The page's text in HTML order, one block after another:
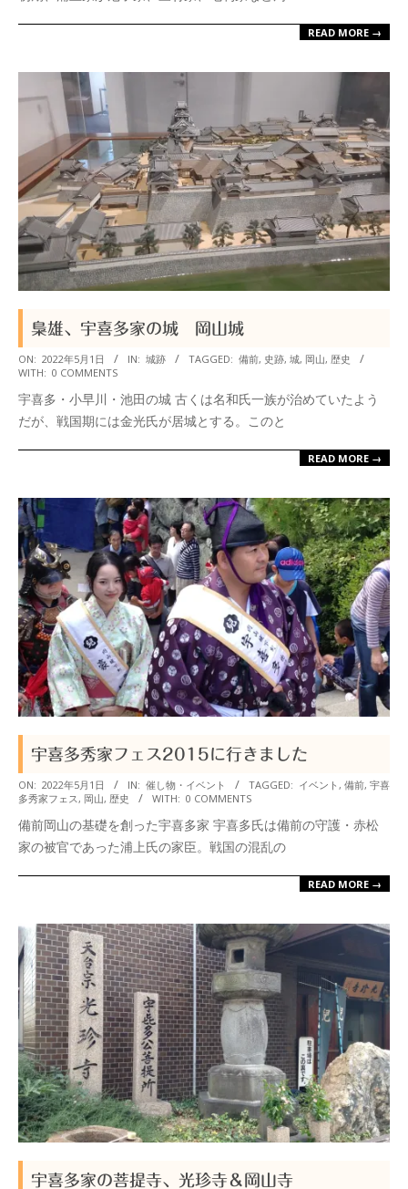
READ MORE →
梟雄、宇喜多家の城 岡山城
2022-
05-
01
ON: 2022年5月1日 IN: 城跡 TAGGED: 備前, 史跡, 城, 岡山, 歴史
WITH: 0 COMMENTS
宇喜多・小早川・池田の城 古くは名和氏一族が治めていたよう
だが、戦国期には金光氏が居城とする。このと
READ MORE →
宇喜多秀家フェス2015に行きました
2022-
05-
01
ON: 2022年5月1日 IN: 催し物・イベント TAGGED: イベント , 備前, 宇喜
多秀家フェス , 岡山, 歴史 WITH: 0 COMMENTS
備前岡山の基礎を創った宇喜多家 宇喜多氏は備前の守護・赤松
家の被官であった浦上氏の家臣。戦国の混乱の
READ MORE →
宇喜多家の菩提寺、光珍寺＆岡山寺